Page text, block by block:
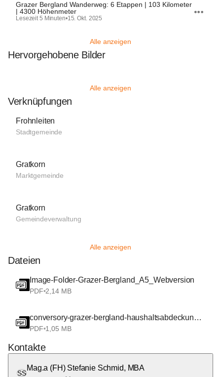
Grazer Bergland Wanderweg: 6 Etappen | 103 Kilometer
| 4300 Höhenmeter
Lesezeit 5 Minuten•15. Okt. 2025
Alle anzeigen
Hervorgehobene Bilder
Alle anzeigen
Verknüpfungen
Frohnleiten
Stadtgemeinde
Gratkorn
Marktgemeinde
Gratkorn
Gemeindeverwaltung
Alle anzeigen
Dateien
Image-Folder-Grazer-Bergland_A5_Webversion
PDF•2,14 MB
conversory-grazer-bergland-haushaltsabdeckung-web-einzel
PDF•1,05 MB
Kontakte
SS
Mag.a (FH) Stefanie Schmid, MBA